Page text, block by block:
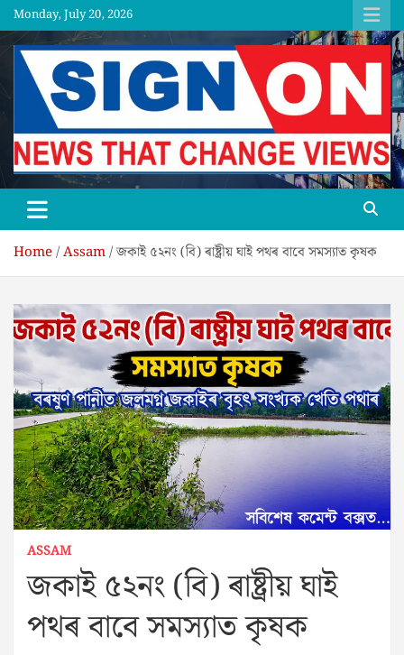
Skip
to
content
Monday, July 20, 2026
SGNON
Home Assam জকাই ৫২নং (বি) ৰাষ্ট্ৰীয় ঘাই পথৰ বাবে সমস্যাত কৃষক
ASSAM
জকাই ৫২নং (বি) ৰাষ্ট্ৰীয় ঘাই
পথৰ বাবে সমস্যাত কৃষক